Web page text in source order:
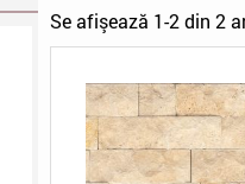
Se afişează 1-2 din 2